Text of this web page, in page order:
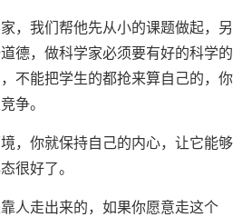
，我们帮他先从小的课题做起，另
德，做科学家必须要有好的科学的
不能把学生的都抢来算自己的，你
争。
，你就保持自己的内心，让它能够
很好了。
人走出来的，如果你愿意走这个